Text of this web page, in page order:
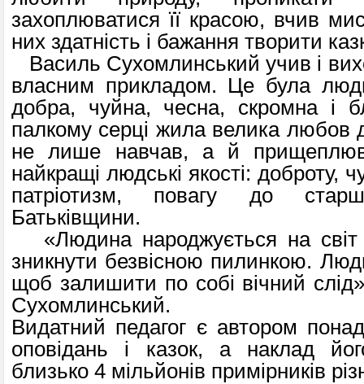
захоплюватися її красою, вчив
них здатність і бажання творити
Василь Сухомлинський учив і
власним прикладом. Це була
добра, чуйна, чесна, скромна і
палкому серці жила велика любов
не лише навчав, а й
найкращі людські якості: доброту,
патріотизм, повагу до
Батьківщини.
«Людина народжується на
зникнути безвісною пилинкою.
щоб залишити по собі вічний
Сухомлинський.
Видатний педагог є автором
оповідань і казок, а наклад
близько 4 мільйонів примірників